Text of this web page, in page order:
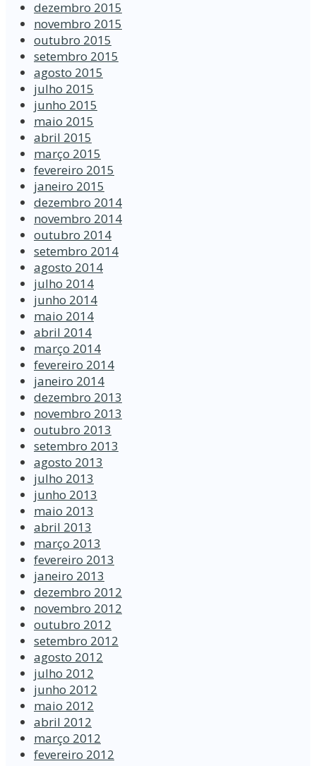
dezembro 2015
novembro 2015
outubro 2015
setembro 2015
agosto 2015
julho 2015
junho 2015
maio 2015
abril 2015
março 2015
fevereiro 2015
janeiro 2015
dezembro 2014
novembro 2014
outubro 2014
setembro 2014
agosto 2014
julho 2014
junho 2014
maio 2014
abril 2014
março 2014
fevereiro 2014
janeiro 2014
dezembro 2013
novembro 2013
outubro 2013
setembro 2013
agosto 2013
julho 2013
junho 2013
maio 2013
abril 2013
março 2013
fevereiro 2013
janeiro 2013
dezembro 2012
novembro 2012
outubro 2012
setembro 2012
agosto 2012
julho 2012
junho 2012
maio 2012
abril 2012
março 2012
fevereiro 2012